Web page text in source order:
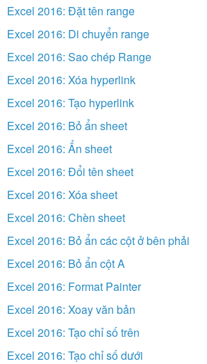
Excel 2016: Đặt tên range
Excel 2016: Di chuyển range
Excel 2016: Sao chép Range
Excel 2016: Xóa hyperlink
Excel 2016: Tạo hyperlink
Excel 2016: Bỏ ẩn sheet
Excel 2016: Ẩn sheet
Excel 2016: Đổi tên sheet
Excel 2016: Xóa sheet
Excel 2016: Chèn sheet
Excel 2016: Bỏ ẩn các cột ở bên phải
Excel 2016: Bỏ ẩn cột A
Excel 2016: Format Painter
Excel 2016: Xoay văn bản
Excel 2016: Tạo chỉ số trên
Excel 2016: Tạo chỉ số dưới